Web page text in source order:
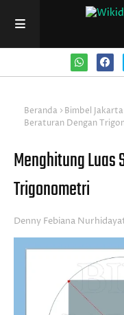
Beranda Bimbel
Beraturan Dengan
Menghitung Luas
Trigonometri
Denny Febiana